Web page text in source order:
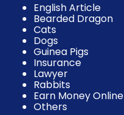
English Article
Bearded Dragon
Cats
Dogs
Guinea Pigs
Insurance
Lawyer
Rabbits
Earn Money Online
Others